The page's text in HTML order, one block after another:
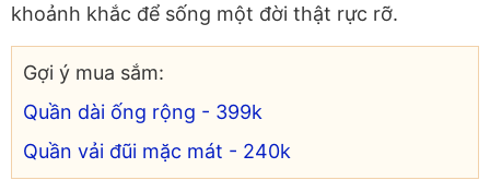
khoảnh khắc để sống một đời thật rực rỡ.
Gợi ý mua sắm:
Quần dài ống rộng - 399k
Quần vải đũi mặc mát - 240k